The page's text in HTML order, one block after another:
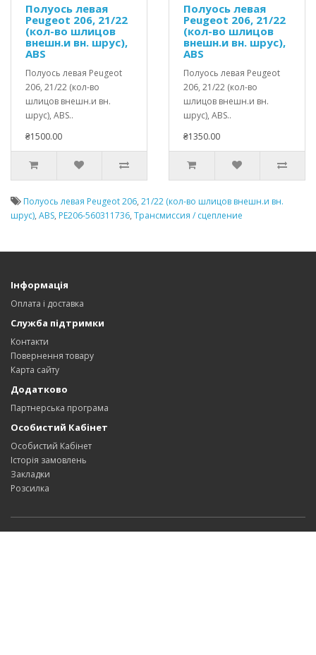
Полуось левая
Peugeot 206, 21/22
(кол-во шлицов
внешн.и вн. шрус),
ABS
Полуось левая Peugeot
206, 21/22 (кол-во
шлицов внешн.и вн.
шрус), ABS..
₴1500.00
Полуось левая
Peugeot 206, 21/22
(кол-во шлицов
внешн.и вн. шрус),
ABS
Полуось левая Peugeot
206, 21/22 (кол-во
шлицов внешн.и вн.
шрус), ABS..
₴1350.00
Полуось левая Peugeot 206, 21/22 (кол-во шлицов внешн.и вн.
шрус), ABS, PE206-560311736, Трансмиссия / сцепление
Інформація
Оплата і доставка
Служба підтримки
Контакти
Повернення товару
Карта сайту
Додатково
Партнерська програма
Особистий Кабінет
Особистий Кабінет
Історія замовлень
Закладки
Розсилка